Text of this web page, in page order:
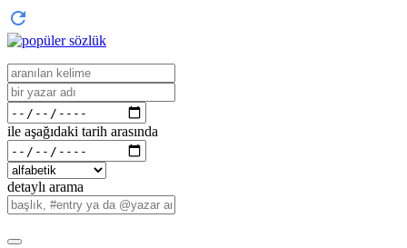
ile aşağıdaki tarih arasında
detaylı arama